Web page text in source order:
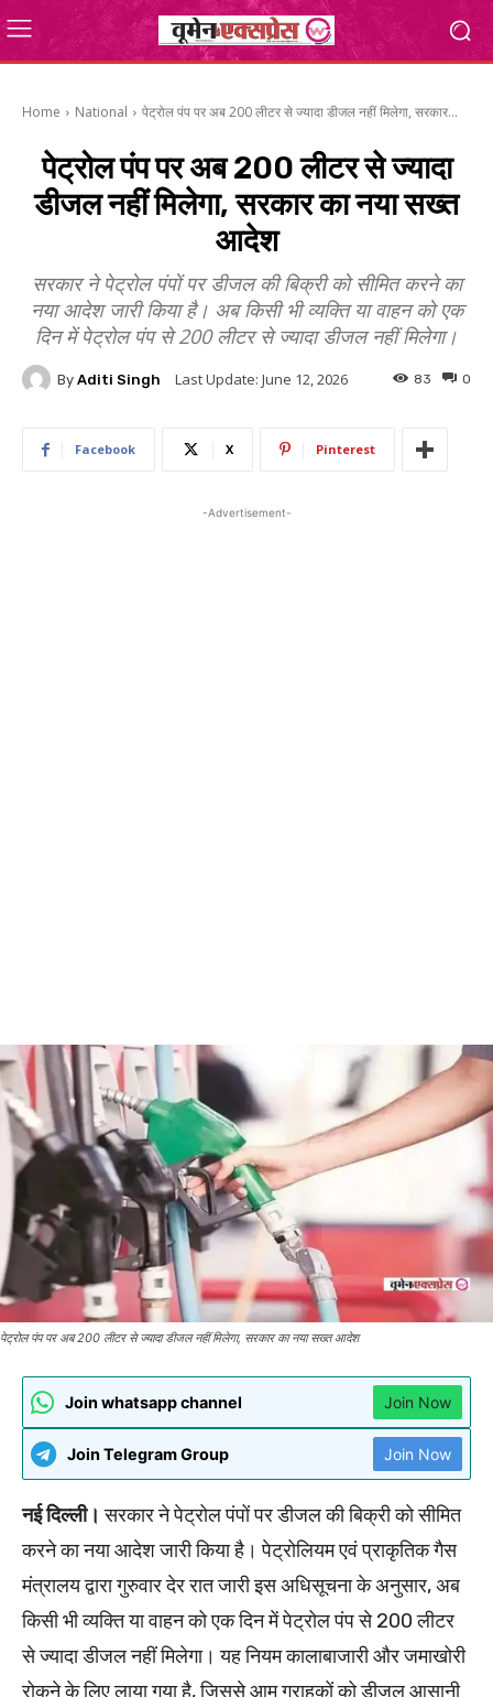
Home National पेट्रोल पंप पर अब 200 लीटर से ज्यादा डीजल नहीं मिलेगा, सरकार...
पेट्रोल पंप पर अब 200 लीटर से ज्यादा
डीजल नहीं मिलेगा, सरकार का नया सख्त
आदेश
सरकार ने पेट्रोल पंपों पर डीजल की बिक्री को सीमित करने का
नया आदेश जारी किया है। अब किसी भी व्यक्ति या वाहन को एक
दिन में पेट्रोल पंप से 200 लीटर से ज्यादा डीजल नहीं मिलेगा।
By Aditi Singh Last Update: June 12, 2026 0
83
Facebook X Pinterest
-Advertisement-
पेट्रोल पंप पर अब 200 लीटर से ज्यादा डीजल नहीं मिलेगा, सरकार का नया सख्त आदेश
Join whatsapp channel Join Now
Join Telegram Group Join Now
नई दिल्ली। सरकार ने पेट्रोल पंपों पर डीजल की बिक्री को सीमित
करने का नया आदेश जारी किया है। पेट्रोलियम एवं प्राकृतिक गैस
मंत्रालय द्वारा गुरुवार देर रात जारी इस अधिसूचना के अनुसार, अब
किसी भी व्यक्ति या वाहन को एक दिन में पेट्रोल पंप से 200 लीटर
से ज्यादा डीजल नहीं मिलेगा। यह नियम कालाबाजारी और जमाखोरी
रोकने के लिए लाया गया है, जिससे आम ग्राहकों को डीजल आसानी